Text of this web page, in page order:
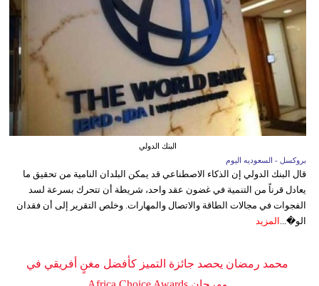
البنك الدولي
بروكسل - السعوديه اليوم
قال البنك الدولي إن الذكاء الاصطناعي قد يمكن البلدان النامية من تحقيق ما
يعادل قرناً من التنمية في غضون عقد واحد، شريطة أن تتحرك بسرعة لسد
الفجوات في مجالات الطاقة والاتصال والمهارات. وخلص التقرير إلى أن فقدان
الو�...
المزيد
محمد رمضان يحصد جائزة التميز كأفضل مغنٍ أفريقي في